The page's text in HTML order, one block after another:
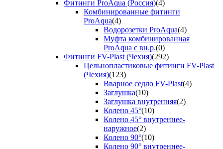
Фитинги ProAqua (Россия)(4)
Комбинированные фитинги
ProAqua(4)
Водорозетки ProAqua(4)
Муфта комбинированная
ProAqua с вн.р.(0)
Фитинги FV-Plast (Чехия)(292)
Цельнопластиковые фитинги FV-Plast
(Чехия)(123)
Вварное седло FV-Plast(4)
Заглушка(10)
Заглушка внутренняя(2)
Колено 45°(10)
Колено 45° внутреннее-
наружное(2)
Колено 90°(10)
Колено 90° внутреннее-